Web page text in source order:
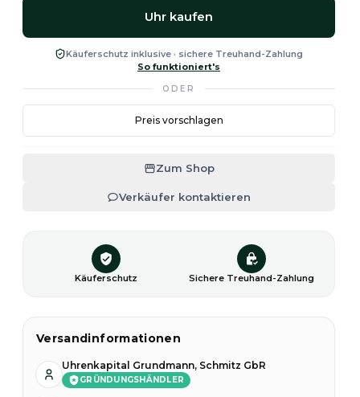
Uhr kaufen
Käuferschutz inklusive · sichere Treuhand-Zahlung
So funktioniert's
ODER
Preis vorschlagen
Zum Shop
Verkäufer kontaktieren
Käuferschutz Sichere Treuhand-Zahlung
Versandinformationen
Uhrenkapital Grundmann, Schmitz GbR
GRÜNDUNGSHÄNDLER